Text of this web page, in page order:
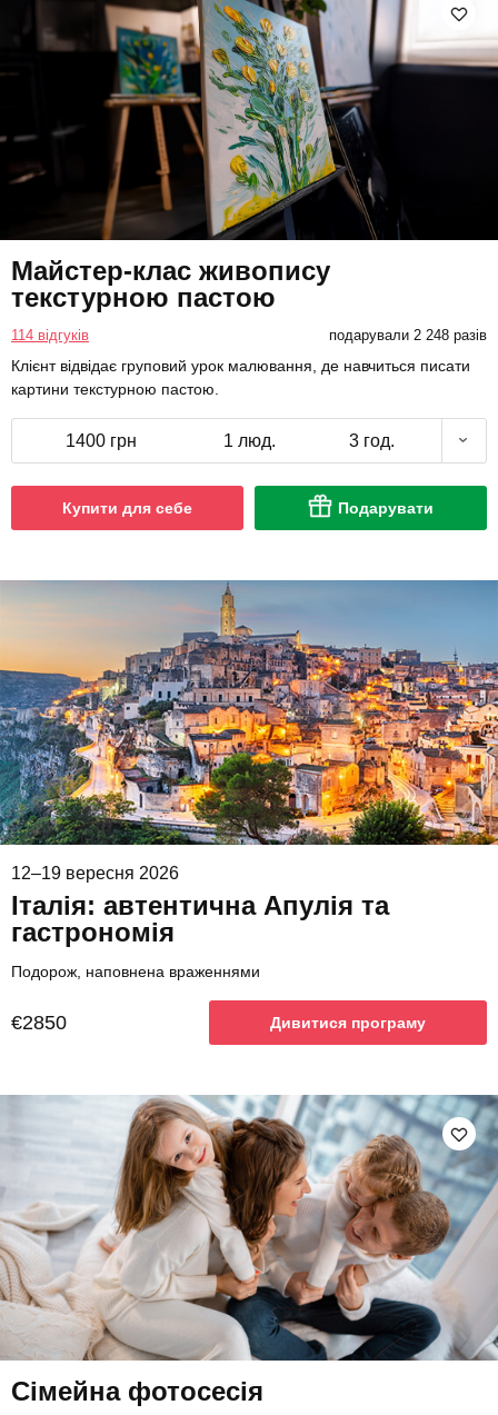
Майстер-клас живопису
текстурною пастою
114 відгуків подарували 2 248 разів
Клієнт відвідає груповий урок малювання, де навчиться писати
картини текстурною пастою.
1400 грн 1 люд. 3 год.
Купити для себе Подарувати
12–19 вересня 2026
Італія: автентична Апулія та
гастрономія
Подорож, наповнена враженнями
€2850 Дивитися програму
Сімейна фотосесія